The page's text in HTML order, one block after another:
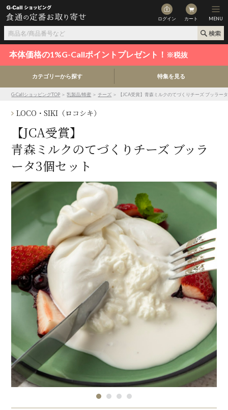
ログイン カート MENU
本体価格の1%G-Callポイントプレゼント！ ※税抜
カテゴリーから探す 特集を見る
G-CallショッピングTOP ＞乳製品/蜂蜜 ＞チーズ ＞ 【JCA受賞】青森ミルクのてづくりチーズ ブッラー
LOCO・SIKI（ロコシキ）
【JCA受賞】
青森ミルクのてづくりチーズ ブッラ
ータ3個セット